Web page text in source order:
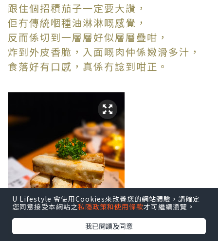
跟住個招積茄子一定要大讚，
佢冇傳統嗰種油淋淋嘅感覺，
反而係切到一層層好似層層疊咁，
炸到外皮香脆，入面嘅肉仲係嫩滑多汁，
食落好有口感，真係冇諗到咁正。
U Lifestyle 會使用Cookies來改善您的網站體驗，請確定
您同意接受本網站之私隱政策和使用條款才可繼續瀏覽。
我已閱讀及同意